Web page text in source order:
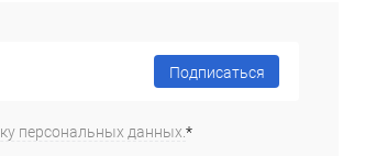
Подписаться
персональных данных. *